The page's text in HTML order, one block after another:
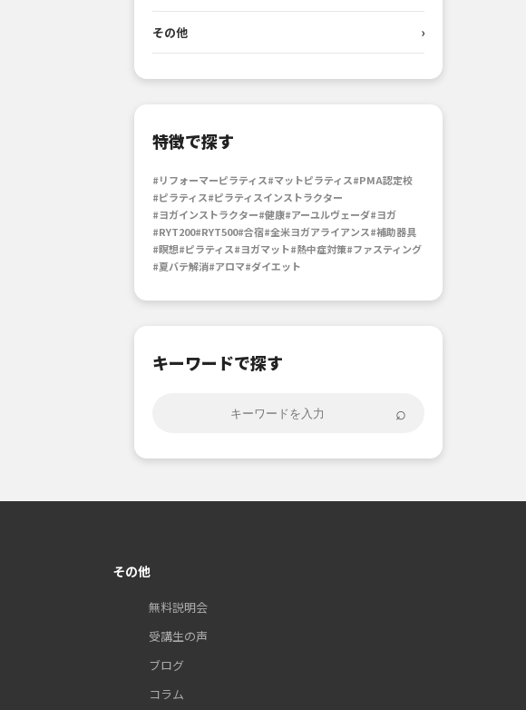
その他 ›
特徴で探す
#リフォーマーピラティス#マットピラティス#PMA認定校
#ピラティス#ピラティスインストラクター
#ヨガインストラクター#健康#アーユルヴェーダ#ヨガ
#RYT200#RYT500#合宿#全米ヨガアライアンス#補助器具
#瞑想#ピラティス#ヨガマット#熱中症対策#ファスティング
#夏バテ解消#アロマ#ダイエット
キーワードで探す
⌕
その他
無料説明会
受講生の声
ブログ
コラム